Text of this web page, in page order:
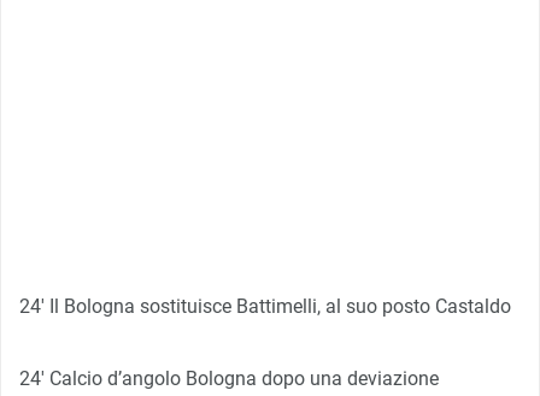
24′ Il Bologna sostituisce Battimelli, al suo posto Castaldo
24′ Calcio d’angolo Bologna dopo una deviazione